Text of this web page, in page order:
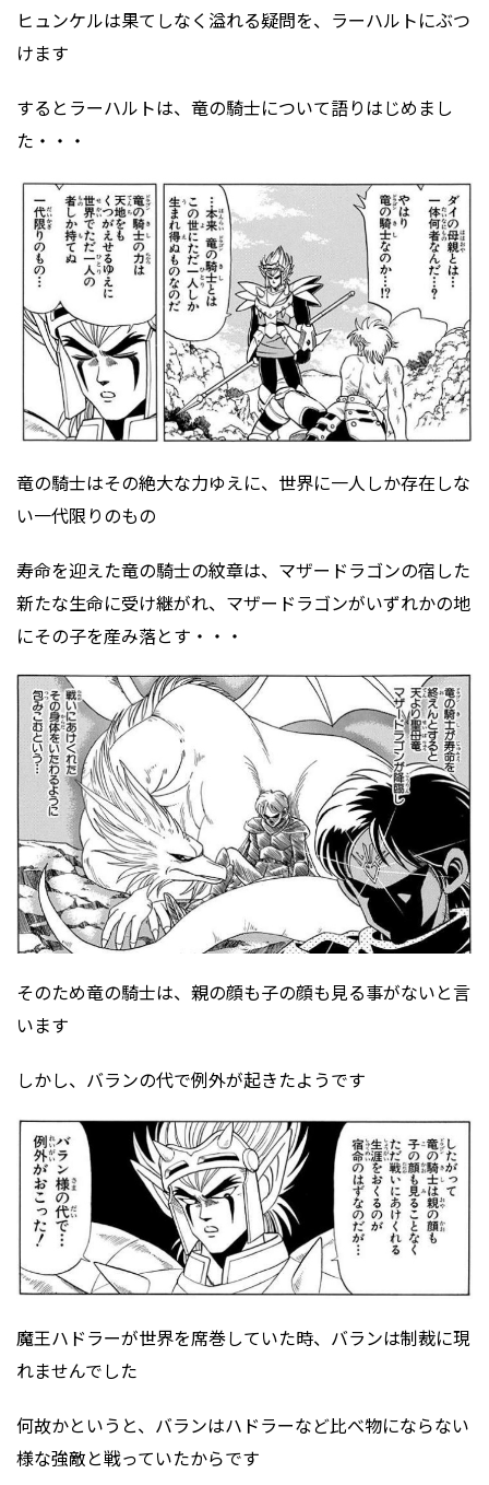
ヒュンケルは果てしなく溢れる疑問を、ラーハルトにぶつ
けます
するとラーハルトは、竜の騎士について語りはじめまし
た・・・
竜の騎士はその絶大な力ゆえに、世界に一人しか存在しな
い一代限りのもの
寿命を迎えた竜の騎士の紋章は、マザードラゴンの宿した
新たな生命に受け継がれ、マザードラゴンがいずれかの地
にその子を産み落とす・・・
そのため竜の騎士は、親の顔も子の顔も見る事がないと言
います
しかし、バランの代で例外が起きたようです
魔王ハドラーが世界を席巻していた時、バランは制裁に現
れませんでした
何故かというと、バランはハドラーなど比べ物にならない
様な強敵と戦っていたからです